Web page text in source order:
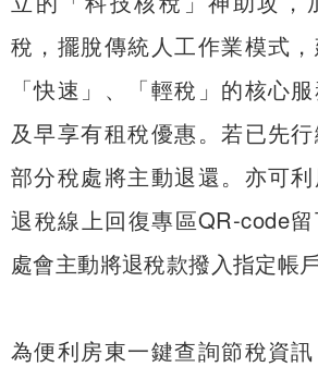
稅，擺脫傳統人工作業模式，
「快速」、「輕稅」的核心
及早享有租稅優惠。若已先
部分稅處將主動退還。亦可
退稅線上回復專區QR-code
處會主動將退稅款撥入指定帳戶
為便利房東一鍵查詢節稅資